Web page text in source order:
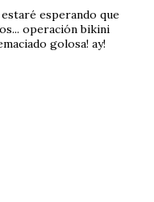
esperando que
operación bikini
golosa! ay!